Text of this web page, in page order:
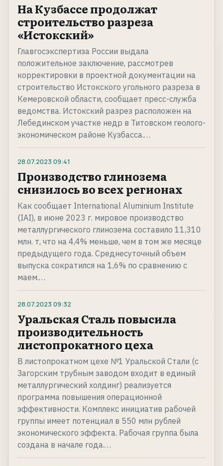
На Кузбассе продолжат
строительство разреза
«Истокский»
Главгосэкспертиза России выдала
положительное заключение, рассмотрев
корректировки в проектной документации на
строительство Истокского угольного разреза в
Кемеровской области, сообщает пресс-служба
ведомства. Истокский разрез расположен на
Лебединском участке недр в Титовском геолого-
экономическом районе Кузбасса.…
28.07.2023 09:41
Производство глинозема
снизилось во всех регионах
Как сообщает International Aluminium Institute
(IAI), в июне 2023 г. мировое производство
металлургического глинозема составило 11,310
млн. т, что на 4,4% меньше, чем в том же месяце
предыдущего года. Среднесуточный объем
выпуска сократился на 1,6% по сравнению с
маем.…
28.07.2023 09:32
Уральская Сталь повысила
производительность
листопрокатного цеха
В листопрокатном цехе №1 Уральской Стали (с
Загорским трубным заводом входит в единый
металлургический холдинг) реализуется
программа повышения операционной
эффективности. Комплекс инициатив рабочей
группы имеет потенциал в 550 млн рублей
экономического эффекта. Рабочая группа была
создана в начале года.…